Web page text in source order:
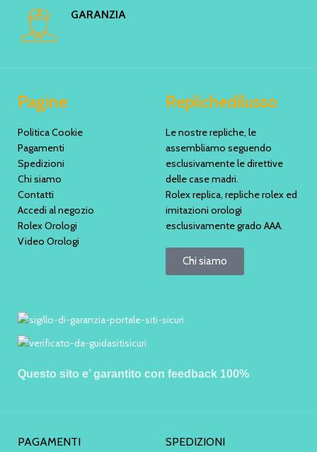
GARANZIA
Pagine
Politica Cookie
Pagamenti
Spedizioni
Chi siamo
Contatti
Accedi al negozio
Rolex Orologi
Video Orologi
Replichedilusso
Le nostre repliche, le
assembliamo seguendo
esclusivamente le direttive
delle case madri.
Rolex replica, repliche rolex ed
imitazioni orologi
esclusivamente grado AAA.
Chi siamo
Questo sito e’ garantito con feedback 100%
PAGAMENTI SPEDIZIONI